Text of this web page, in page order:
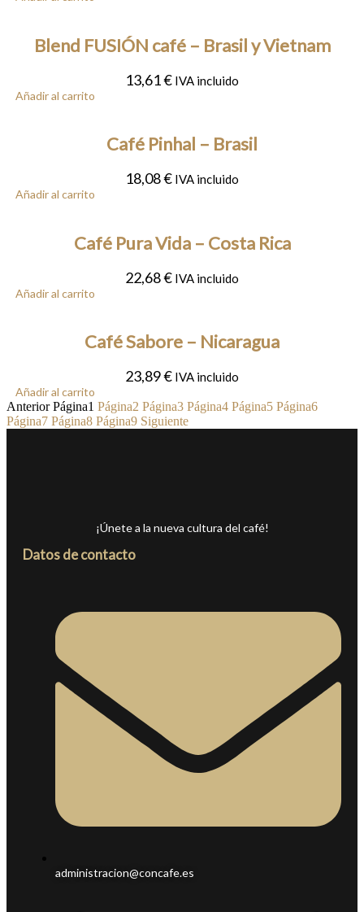
Blend FUSIÓN café – Brasil y Vietnam
13,61€ IVA incluido
Añadir al carrito
Café Pinhal – Brasil
18,08€ IVA incluido
Añadir al carrito
Café Pura Vida – Costa Rica
22,68€ IVA incluido
Añadir al carrito
Café Sabore – Nicaragua
23,89€ IVA incluido
Añadir al carrito
Anterior Página1 Página2 Página3 Página4 Página5 Página6
Página7 Página8 Página9 Siguiente
¡Únete a la nueva cultura del café!
Datos de contacto
administracion@concafe.es